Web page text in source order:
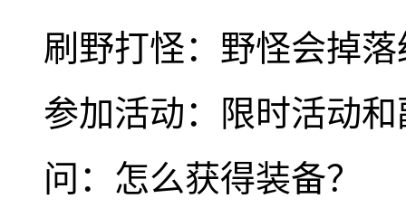
刷野打怪：野怪会掉
参加活动：限时活动
问：怎么获得装备？